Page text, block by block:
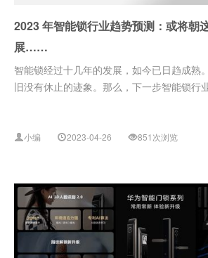
2023 年智能锁行业趋势预测：或将朝
展……
智能锁经过十几年的发展，如今已日趋成熟
旧没有休止的迹象。那么，下一步智能锁
小编 2023-04-26 851次浏览